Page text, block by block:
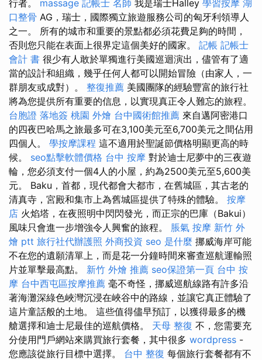
行者。 massage 記帳士 名師 我是瑞士Halley 學習按摩 湖
口整骨 AG，瑞士，國際獨立旅遊服務公司的匈牙利領導人
之一。 所有的城市和重要的景點都必須花費足夠的時間，
否則您只能在表面上很界定這個美好的國家。 記帳 記帳士
會計 書 很少有人敢於單獨進行美國巡迴演出，儘管有了適
當的設計和組織，幾乎任何人都可以開始冒險（由家人，一
群朋友或成對）。 整復推薦 美國團隊的經驗豐富的旅行社
將為您提供所有重要的信息，以實現真正令人難忘的旅程。
台胞證 落地簽 桃園 外燴 台中國術館推薦 來自邁阿密港口
的四夜巴哈馬之旅最多可在3,100美元至6,700美元之間佔用
四個人。 學按摩課程 這不適用於聖誕節價格明顯更高的時
候。 seo點擊軟體價格 台中 按摩 對於迪士尼夢中的三夜遊
輪，您必須支付一個4人的小屋，約為2500美元至5,600美
元。 Baku，首都，現代都會大都市，在舊城區，其古老的
清真寺，宮殿和集市上為舊城區提供了特殊的體驗。 按摩
店 火焰塔，在夜照明中閃閃發光，而正宗的巴庫（Bakui）
風味只會進一步增強令人興奮的旅程。 脹氣 按摩 新竹 外
燴 ptt 旅行社代辦護照 外商投資 seo 是什麼 挪威海岸可能
不在您的遺願清單上，而是花一分鐘時間來審查巡航運輸照
片並單擊最高點。 新竹 外燴 推薦 seo保證第一頁 台中 按
摩 台中西屯區按摩推薦 毫不奇怪，挪威巡航線路有許多沿
著海灘深綠色峽灣沉浸在峽谷中的路線，並讓它真正體驗了
這片童話般的土地。 這些值得儘早預訂，以獲得最多的機
艙選擇和迪士尼最佳的巡航價格。 天母 整復 不，您需要充
分使用門戶網站來購買旅行套餐，其中很多 wordpress -
您應該從旅行目標中選擇。 台中 整復 每個旅行套餐都有不